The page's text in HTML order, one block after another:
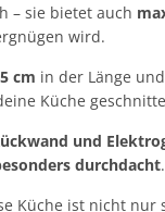
– sie bietet auch
wird.
cm in der Länge
Küche
und
durchdacht.
Küche ist nicht nur